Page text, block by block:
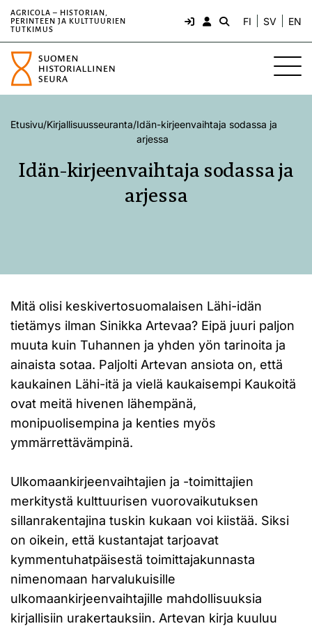
AGRICOLA – HISTORIAN,
PERINTEEN JA KULTTUURIEN
TUTKIMUS
FI SV EN
Etusivu/Kirjallisuusseuranta/Idän-kirjeenvaihtaja sodassa ja
arjessa
Idän-kirjeenvaihtaja sodassa ja
arjessa
Mitä olisi keskivertosuomalaisen Lähi-idän
tietämys ilman Sinikka Artevaa? Eipä juuri paljon
muuta kuin Tuhannen ja yhden yön tarinoita ja
ainaista sotaa. Paljolti Artevan ansiota on, että
kaukainen Lähi-itä ja vielä kaukaisempi Kaukoitä
ovat meitä hivenen lähempänä,
monipuolisempina ja kenties myös
ymmärrettävämpinä.
Ulkomaankirjeenvaihtajien ja -toimittajien
merkitystä kulttuurisen vuorovaikutuksen
sillanrakentajina tuskin kukaan voi kiistää. Siksi
on oikein, että kustantajat tarjoavat
kymmentuhatpäisestä toimittajakunnasta
nimenomaan harvalukuisille
ulkomaankirjeenvaihtajille mahdollisuuksia
kirjallisiin urakertauksiin. Artevan kirja kuuluu